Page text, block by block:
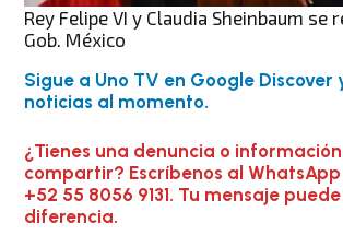
Rey Felipe VI y Claudia Sheinbaum se
Gob. México
Sigue a Uno TV en Google Discover
noticias al momento.
¿Tienes una denuncia o
compartir? Escríbenos al WhatsApp
+52 55 8056 9131. Tu mensaje
diferencia.